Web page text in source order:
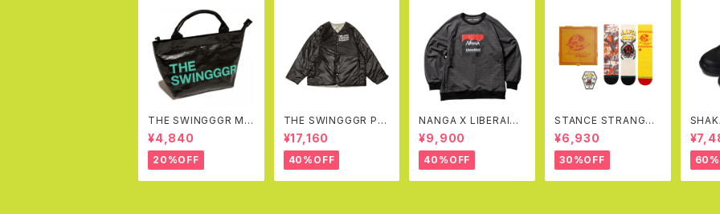
THE SWINGGGR MI
NI TOTEBAG, BLAC
K
¥4,840
20%OFF
THE SWINGGGR PA
DDED REVERSIBLE J
K (BLACK&GRAY)
¥17,160
40%OFF
NANGA X LIBERAIDE
RS ECO HYBRID SW
EAT SHIRT(BLACK)
¥9,900
40%OFF
STANCE STRANGER
THINGS X STANCE
CREW SOCKS BOX
SET
¥6,930
30%OFF
N